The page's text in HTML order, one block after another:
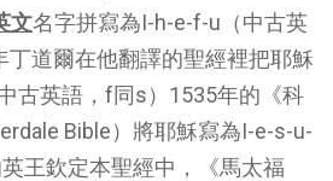
文名字拼寫為I-h-e-f-u（中古英
道爾在他翻譯的聖經裡把耶穌
古英語，f同s）1535年的《科
Bible）將耶穌寫為I-e-s-u-
王欽定本聖經中，《馬太福